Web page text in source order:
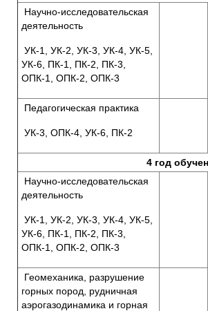
Научно-исследовательская
деятельность
УК-1, УК-2, УК-3, УК-4, УК-5,
УК-6, ПК-1, ПК-2, ПК-3,
ОПК-1, ОПК-2, ОПК-3
Педагогическая практика
УК-3, ОПК-4, УК-6, ПК-2
4 год
Научно-исследовательская
деятельность
УК-1, УК-2, УК-3, УК-4, УК-5,
УК-6, ПК-1, ПК-2, ПК-3,
ОПК-1, ОПК-2, ОПК-3
Геомеханика, разрушение
горных пород, рудничная
аэрогазодинамика и горная